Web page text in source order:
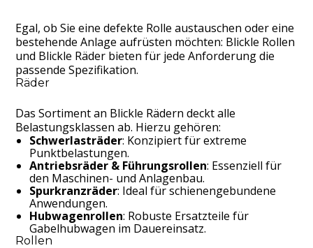
Egal, ob Sie eine defekte Rolle austauschen oder eine
bestehende Anlage aufrüsten möchten: Blickle Rollen
und Blickle Räder bieten für jede Anforderung die
passende Spezifikation.
Räder
Das Sortiment an Blickle Rädern deckt alle
Belastungsklassen ab. Hierzu gehören:
Schwerlasträder: Konzipiert für extreme
Punktbelastungen.
Antriebsräder & Führungsrollen: Essenziell für
den Maschinen- und Anlagenbau.
Spurkranzräder: Ideal für schienengebundene
Anwendungen.
Hubwagenrollen: Robuste Ersatzteile für
Gabelhubwagen im Dauereinsatz.
Rollen